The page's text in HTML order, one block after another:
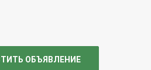
ОБЪЯВЛЕНИЕ